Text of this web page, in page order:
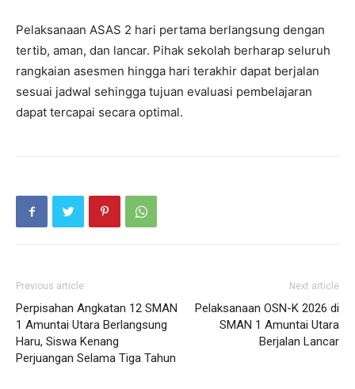
Pelaksanaan ASAS 2 hari pertama berlangsung dengan
tertib, aman, dan lancar. Pihak sekolah berharap seluruh
rangkaian asesmen hingga hari terakhir dapat berjalan
sesuai jadwal sehingga tujuan evaluasi pembelajaran
dapat tercapai secara optimal.
Previous article
Perpisahan Angkatan 12 SMAN
1 Amuntai Utara Berlangsung
Haru, Siswa Kenang
Perjuangan Selama Tiga Tahun
Next article
Pelaksanaan OSN-K 2026 di
SMAN 1 Amuntai Utara
Berjalan Lancar